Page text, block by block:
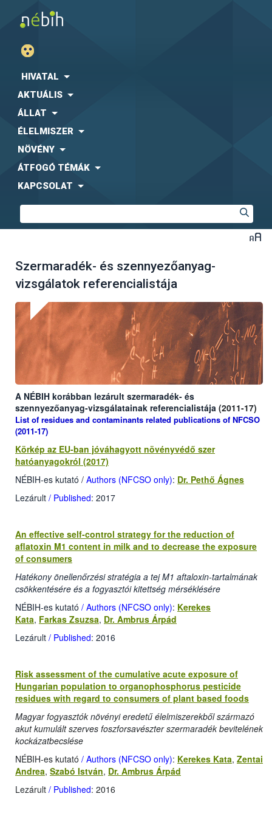
HIVATAL
AKTUÁLIS
ÁLLAT
ÉLELMISZER
NÖVÉNY
ÁTFOGÓ TÉMÁK
KAPCSOLAT
Szermaradék- és szennyezőanyag-
vizsgálatok referencialistája
A NÉBIH korábban lezárult szermaradék- és
szennyezőanyag-vizsgálatainak referencialistája (2011-17)
List of residues and contaminants related publications of NFCSO
(2011-17)
Körkép az EU-ban jóváhagyott növényvédő szer
hatóanyagokról (2017)
NÉBIH-es kutató / Authors (NFCSO only): Dr. Pethő Ágnes
Lezárult / Published: 2017
An effective self-control strategy for the reduction of
aflatoxin M1 content in milk and to decrease the exposure
of consumers
Hatékony önellenőrzési stratégia a tej M1 aftaloxin-tartalmának
csökkentésére és a fogyasztói kitettség mérséklésére
NÉBIH-es kutató / Authors (NFCSO only): Kerekes
Kata, Farkas Zsuzsa, Dr. Ambrus Árpád
Lezárult / Published: 2016
Risk assessment of the cumulative acute exposure of
Hungarian population to organophosphorus pesticide
residues with regard to consumers of plant based foods
Magyar fogyasztók növényi eredetű élelmiszerekből származó
akut kumulált szerves foszforsavészter szermaradék bevitelének
kockázatbecslése
NÉBIH-es kutató / Authors (NFCSO only): Kerekes Kata, Zentai
Andrea, Szabó István, Dr. Ambrus Árpád
Lezárult / Published: 2016